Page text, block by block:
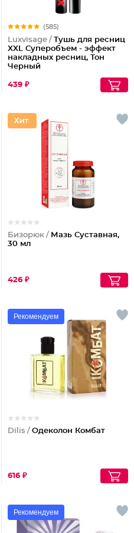
(585)
Luxvisage / Тушь для ресниц
XXL Суперобъем - эффект
накладных ресниц, Тон
Черный
439 ₽
Бизорюк / Мазь Суставная,
30 мл
426 ₽
Рекомендуем
Dilis / Одеколон Комбат
616 ₽
Рекомендуем